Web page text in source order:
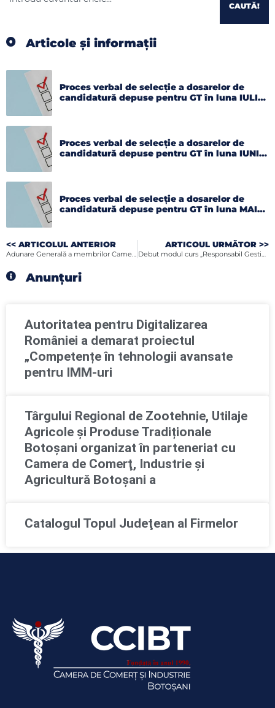
CAUTĂ!
Articole și informații
Proces verbal de selecție a dosarelor de
candidatură depuse pentru GT în luna IULIE
Proces verbal de selecție a dosarelor de
candidatură depuse pentru GT în luna IUNIE
Proces verbal de selecție a dosarelor de
candidatură depuse pentru GT în luna MAI
<< ARTICOLUL ANTERIOR ARTICOUL URMĂTOR >>
Anunțuri
Autoritatea pentru Digitalizarea
României a demarat proiectul
„Competențe în tehnologii avansate
pentru IMM-uri
Târgului Regional de Zootehnie, Utilaje
Agricole și Produse Tradiționale
Botoșani organizat în parteneriat cu
Camera de Comerţ, Industrie şi
Agricultură Botoşani a
Catalogul Topul Judeţean al Firmelor